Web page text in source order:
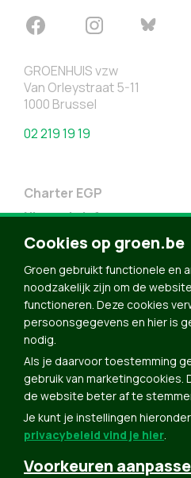
GROENHUIS vzw
Van Orleystraat 5-11
1000 Brussel
02 219 19 19
Charter EGP
Nieuwsbrief
Doe Mee
Contact
Groen in je buurt
Meldpunt
Word lid
Agenda
Bekijk kalender
Verleng je lidmaatschap
Programma oktober 2024
Programma juni 2024
Cookies op groen.be
Groen gebruikt functionele en
noodzakelijk zijn om de
functioneren. Deze cookies
persoonsgegevens en hier is
nodig.
Als je daarvoor toestemming
gebruik van marketingcookies.
de website beter af te
Je kunt je instellingen
privacybeleid vind je hier.
Voorkeuren